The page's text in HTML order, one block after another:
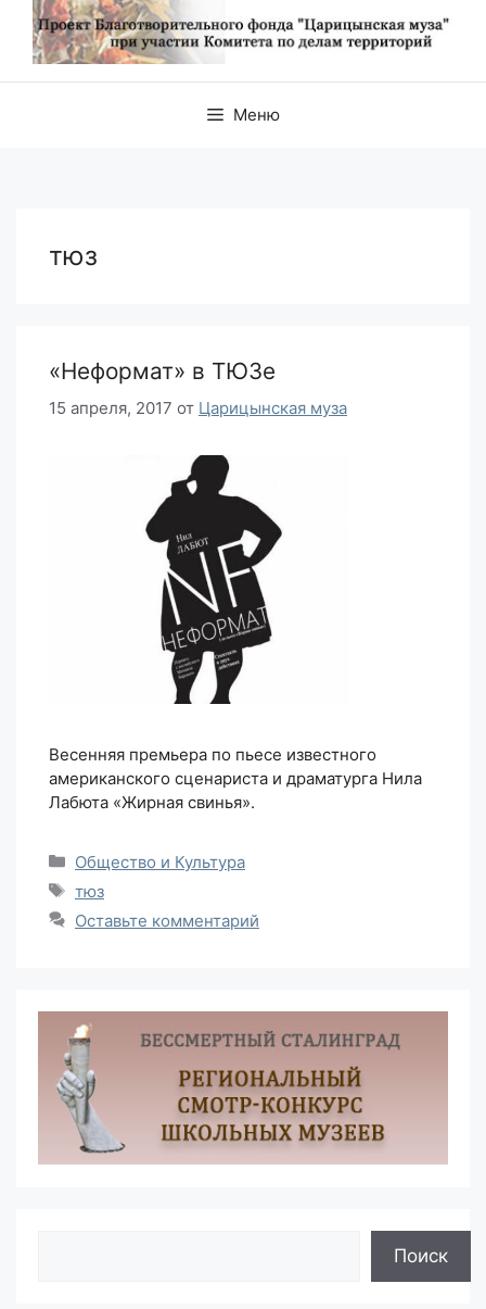
Меню
тюз
«Неформат» в ТЮЗе
15 апреля, 2017 от Царицынская муза
Весенняя премьера по пьесе известного
американского сценариста и драматурга Нила
Лабюта «Жирная свинья».
Рубрики
Общество и Культура
Метки
тюз
Оставьте комментарий
Поиск